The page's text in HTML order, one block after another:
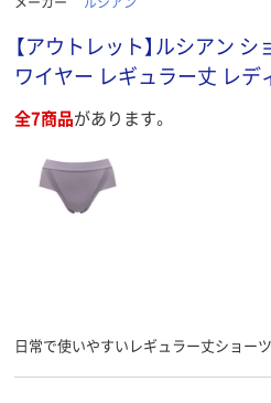
【アウトレット】ルシアン
ワイヤー レギュラー丈 レデ
全7商品があります。
日常で使いやすいレギュラー丈ショーツ